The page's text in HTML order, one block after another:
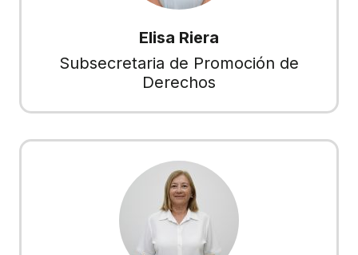
Elisa Riera
Subsecretaria de Promoción de
Derechos